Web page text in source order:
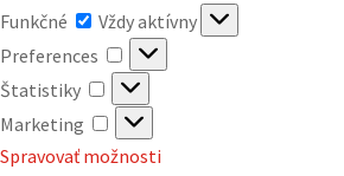
Funkčné
Funkčné
Vždy aktívny
Preferences
Preferences
Štatistiky
Štatistiky
Marketing
Marketing
Spravovať možnosti